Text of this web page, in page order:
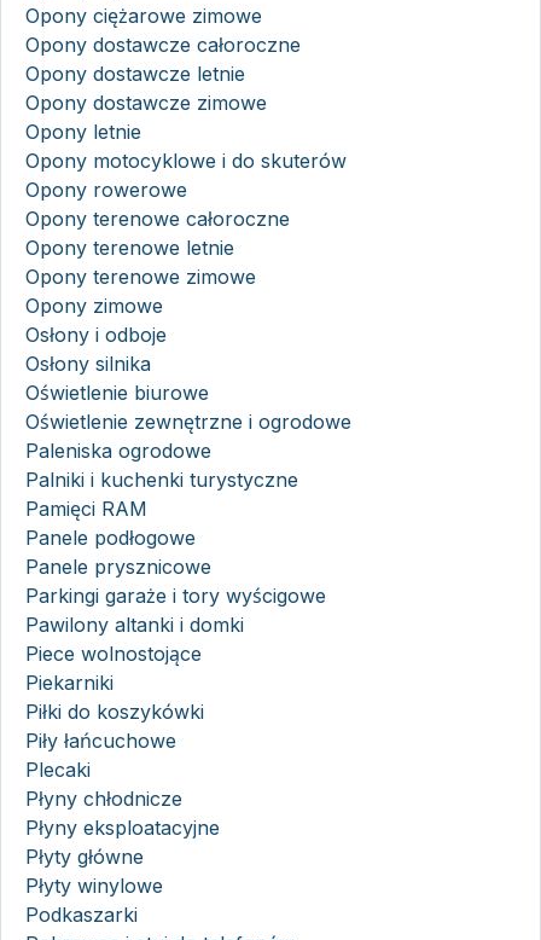
Opony ciężarowe zimowe
Opony dostawcze całoroczne
Opony dostawcze letnie
Opony dostawcze zimowe
Opony letnie
Opony motocyklowe i do skuterów
Opony rowerowe
Opony terenowe całoroczne
Opony terenowe letnie
Opony terenowe zimowe
Opony zimowe
Osłony i odboje
Osłony silnika
Oświetlenie biurowe
Oświetlenie zewnętrzne i ogrodowe
Paleniska ogrodowe
Palniki i kuchenki turystyczne
Pamięci RAM
Panele podłogowe
Panele prysznicowe
Parkingi garaże i tory wyścigowe
Pawilony altanki i domki
Piece wolnostojące
Piekarniki
Piłki do koszykówki
Piły łańcuchowe
Plecaki
Płyny chłodnicze
Płyny eksploatacyjne
Płyty główne
Płyty winylowe
Podkaszarki